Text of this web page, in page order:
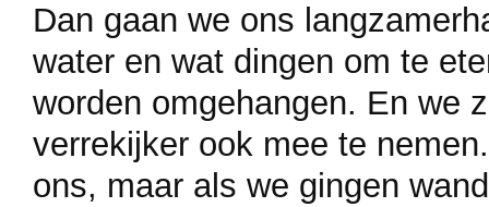
Dan gaan we ons
water en wat dingen om te
worden omgehangen. En we
verrekijker ook mee te
ons, maar als we gingen